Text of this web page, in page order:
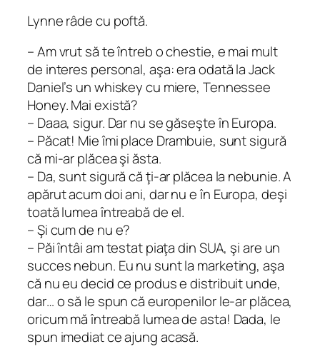
Lynne râde cu poftă.
– Am vrut să te întreb o chestie, e mai mult
de interes personal, aşa: era odată la Jack
Daniel’s un whiskey cu miere, Tennessee
Honey. Mai există?
– Daaa, sigur. Dar nu se găseşte în Europa.
– Păcat! Mie îmi place Drambuie, sunt sigură
că mi-ar plăcea şi ăsta.
– Da, sunt sigură că ţi-ar plăcea la nebunie. A
apărut acum doi ani, dar nu e în Europa, deşi
toată lumea întreabă de el.
– Şi cum de nu e?
– Păi întâi am testat piaţa din SUA, şi are un
succes nebun. Eu nu sunt la marketing, aşa
că nu eu decid ce produs e distribuit unde,
dar… o să le spun că europenilor le-ar plăcea,
oricum mă întreabă lumea de asta! Dada, le
spun imediat ce ajung acasă.